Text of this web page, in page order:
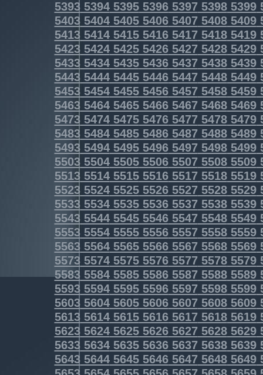
5393539453955396539753985399
5403540454055406540754085409
5413541454155416541754185419
5423542454255426542754285429
5433543454355436543754385439
5443544454455446544754485449
5453545454555456545754585459
5463546454655466546754685469
5473547454755476547754785479
5483548454855486548754885489
5493549454955496549754985499
5503550455055506550755085509
5513551455155516551755185519
5523552455255526552755285529
5533553455355536553755385539
5543554455455546554755485549
5553555455555556555755585559
5563556455655566556755685569
5573557455755576557755785579
5583558455855586558755885589
5593559455955596559755985599
5603560456055606560756085609
5613561456155616561756185619
5623562456255626562756285629
5633563456355636563756385639
5643564456455646564756485649